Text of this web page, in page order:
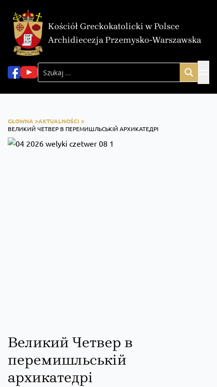
Kościół Greckokatolicki w Polsce
Archidiecezja Przemysko-Warszawska
GŁOWNA >AKTUALNOŚCI >
ВЕЛИКИЙ ЧЕТВЕР В ПЕРЕМИШЛЬСЬКІЙ АРХИКАТЕДРІ
Великий Четвер в
перемишльській
архикатедрі